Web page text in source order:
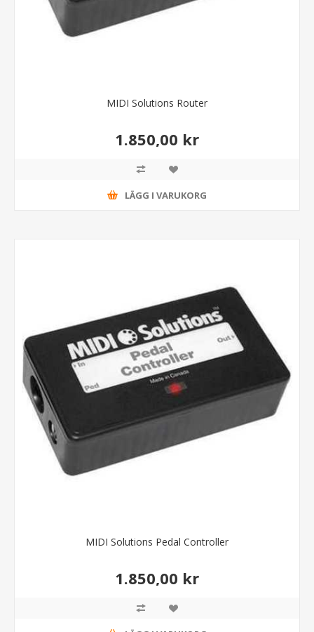
MIDI Solutions Router
1.850,00 kr
LÄGG I VARUKORG
MIDI Solutions Pedal Controller
1.850,00 kr